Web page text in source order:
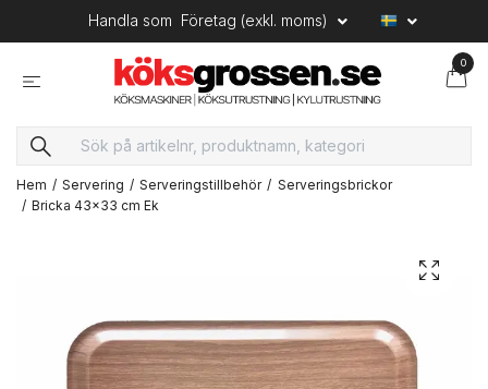
Handla som Företag (exkl. moms)
0
Hem Servering Serveringstillbehör
Serveringsbrickor
Bricka 43x33 cm Ek